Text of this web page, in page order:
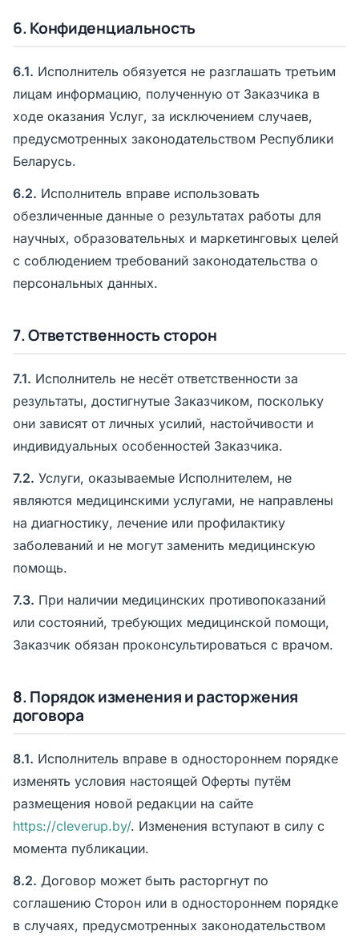
6. Конфиденциальность
6.1. Исполнитель обязуется не разглашать третьим
лицам информацию, полученную от Заказчика в
ходе оказания Услуг, за исключением случаев,
предусмотренных законодательством Республики
Беларусь.
6.2. Исполнитель вправе использовать
обезличенные данные о результатах работы для
научных, образовательных и маркетинговых целей
с соблюдением требований законодательства о
персональных данных.
7. Ответственность сторон
7.1. Исполнитель не несёт ответственности за
результаты, достигнутые Заказчиком, поскольку
они зависят от личных усилий, настойчивости и
индивидуальных особенностей Заказчика.
7.2. Услуги, оказываемые Исполнителем, не
являются медицинскими услугами, не направлены
на диагностику, лечение или профилактику
заболеваний и не могут заменить медицинскую
помощь.
7.3. При наличии медицинских противопоказаний
или состояний, требующих медицинской помощи,
Заказчик обязан проконсультироваться с врачом.
8. Порядок изменения и расторжения
договора
8.1. Исполнитель вправе в одностороннем порядке
изменять условия настоящей Оферты путём
размещения новой редакции на сайте
https://cleverup.by/. Изменения вступают в силу с
момента публикации.
8.2. Договор может быть расторгнут по
соглашению Сторон или в одностороннем порядке
в случаях, предусмотренных законодательством